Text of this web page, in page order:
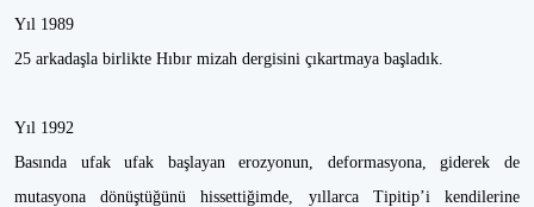
Yıl 1989
25 arkadaşla birlikte Hıbır mizah dergisini çıkartmaya başladık.
Yıl 1992
Basında ufak ufak başlayan erozyonun, deformasyona, giderek de
mutasyona dönüştüğünü hissettiğimde, yıllarca Tipitip’i kendilerine